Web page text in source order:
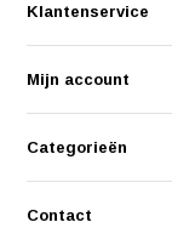
Klantenservice
Mijn account
Categorieën
Contact